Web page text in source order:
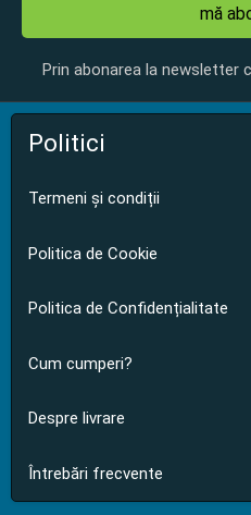
mă
Prin abonarea la newsletter
Politici
Termeni și condiții
Politica de Cookie
Politica de Confidențialitate
Cum cumperi?
Despre livrare
Întrebări frecvente